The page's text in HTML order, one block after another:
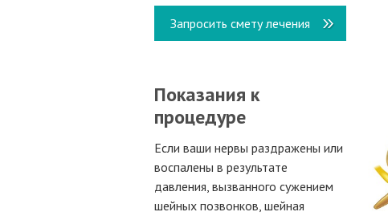
Запросить смету лечения
Показания к
процедуре
Если ваши нервы раздражены или
воспалены в результате
давления, вызванного сужением
шейных позвонков, шейная